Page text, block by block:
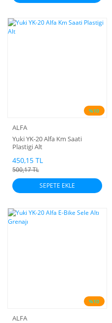
%10
ALFA
Yuki YK-20 Alfa Km Saati
Plastigi Alt
450,15 TL
500,17 TL
SEPETE EKLE
%10
ALFA